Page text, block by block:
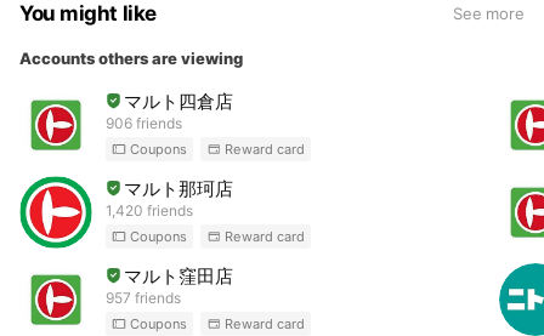
You might like See more
Accounts others are viewing
マルト四倉店
906 friends
Coupons Reward card
マルト那珂店
1,420 friends
Coupons Reward card
マルト窪田店
957 friends
Coupons Reward card